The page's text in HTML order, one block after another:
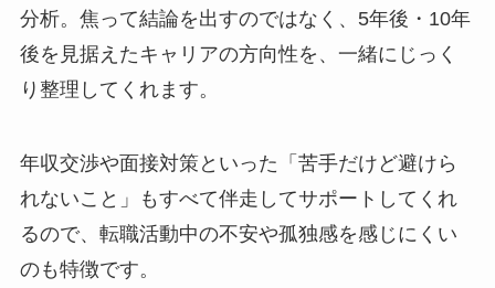
分析。焦って結論を出すのではなく、5年後・10年
後を見据えたキャリアの方向性を、一緒にじっく
り整理してくれます。
年収交渉や面接対策といった「苦手だけど避けら
れないこと」もすべて伴走してサポートしてくれ
るので、転職活動中の不安や孤独感を感じにくい
のも特徴です。